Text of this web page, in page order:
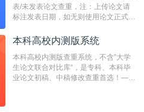
表/未发表论文查重，注：上传论文请
标注发表日期，如无则使用论文正式发
成时间作为发表日期。
本科高校内测版系统
本科高校内测版查重系统，不含”大学
生论文联合对比库“，是专科、本科毕
业论文初稿、中稿修改查重首选！——